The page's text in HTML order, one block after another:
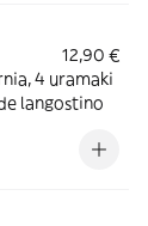
12,90 €
4 uramaki
langostino